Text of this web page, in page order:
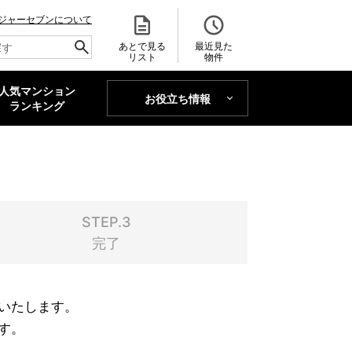
ャーセブンについて
あとで見る
リスト
最近見た
物件
気マンション
ランキング
お役立ち情報
MAJOR'S BLOG
STEP.3
完了
たします。
。